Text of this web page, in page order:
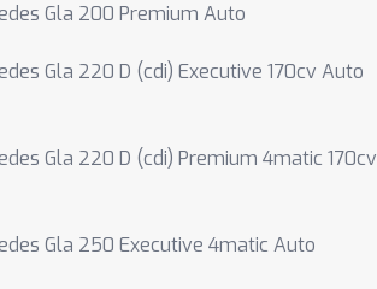
Gla 200 Premium Auto
Gla 220 D (cdi) Executive 170cv Auto
Gla 220 D (cdi) Premium 4matic 170cv
Gla 250 Executive 4matic Auto